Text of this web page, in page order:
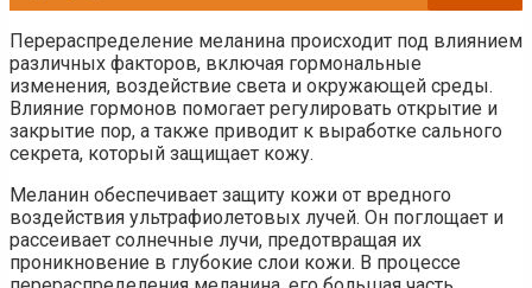
Перераспределение меланина происходит под влиянием
различных факторов, включая гормональные
изменения, воздействие света и окружающей среды.
Влияние гормонов помогает регулировать открытие и
закрытие пор, а также приводит к выработке сального
секрета, который защищает кожу.
Меланин обеспечивает защиту кожи от вредного
воздействия ультрафиолетовых лучей. Он поглощает и
рассеивает солнечные лучи, предотвращая их
проникновение в глубокие слои кожи. В процессе